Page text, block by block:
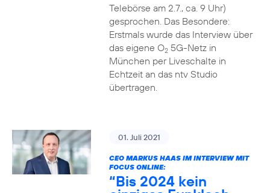
Telebörse am 2.7., ca. 9 Uhr)
gesprochen. Das Besondere:
Erstmals wurde das Interview über
das eigene O25G-Netz in
München per Liveschalte in
Echtzeit an das ntv Studio
übertragen.
01. Juli 2021
CEO MARKUS HAAS IM INTERVIEW MIT
FOCUS ONLINE:
“Bis 2024 kein